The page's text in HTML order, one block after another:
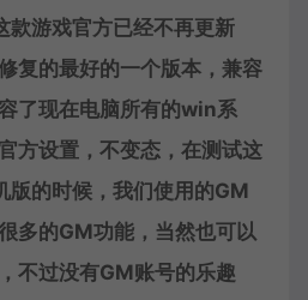
款游戏官方已经不再更新
复的最好的一个版本，兼容
了现在电脑所有的win系
方设置，不变态，在测试这
版的时候，我们使用的GM
多的GM功能，当然也可以
不过没有GM账号的乐趣